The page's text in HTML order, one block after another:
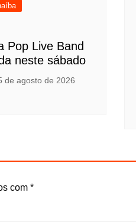
Pop Live Band
neste sábado
de agosto de 2026
com *